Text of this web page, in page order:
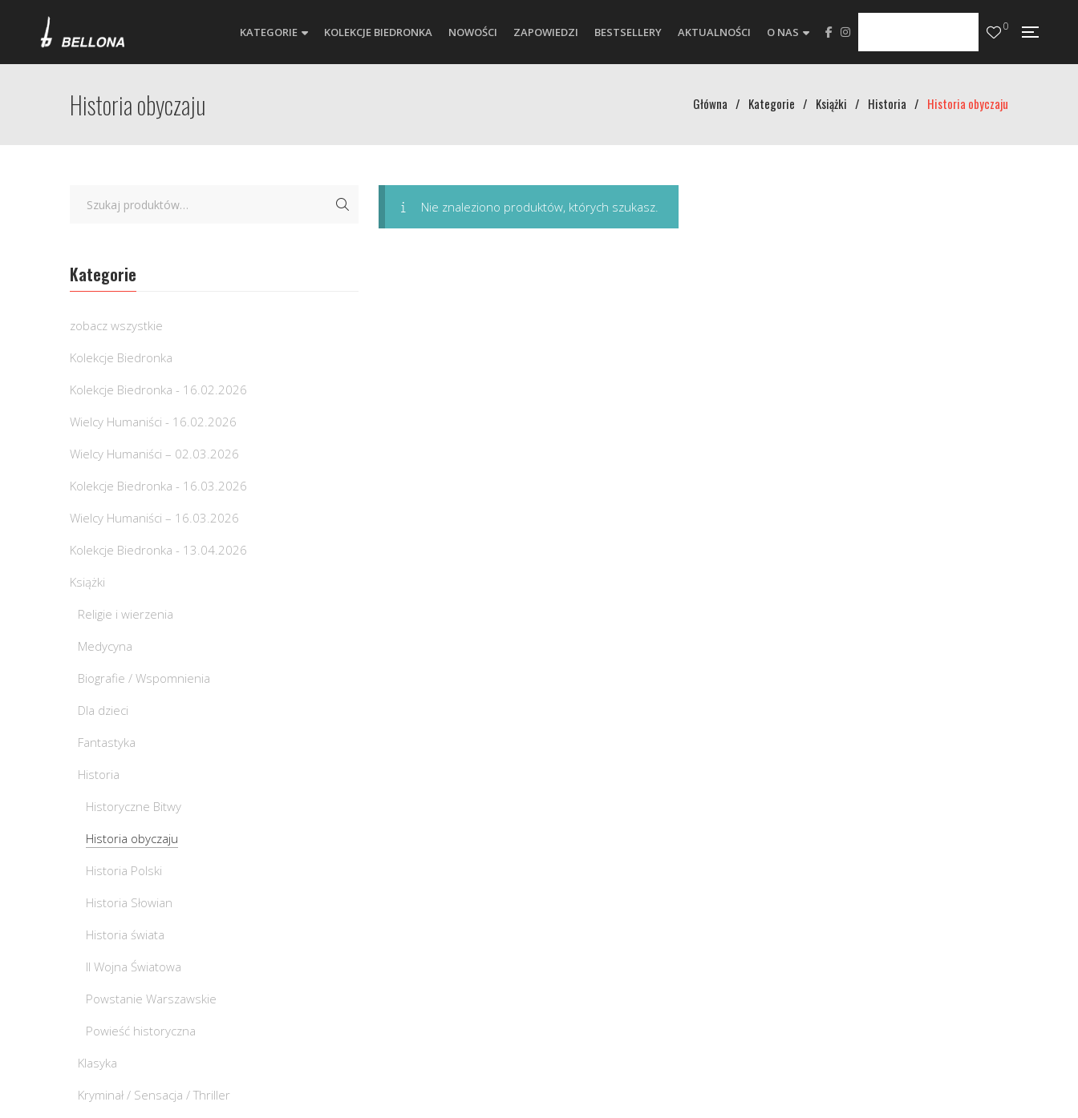
KATEGORIE KOLEKCJE BIEDRONKA NOWOŚCI ZAPOWIEDZI BESTSELLERY AKTUALNOŚCI O NAS 0
Historia obyczaju Główna / Kategorie / Książki / Historia / Historia obyczaju
Nie znaleziono produktów, których szukasz.
Kategorie
zobacz wszystkie
Kolekcje Biedronka
Kolekcje Biedronka - 16.02.2026
Wielcy Humaniści - 16.02.2026
Wielcy Humaniści – 02.03.2026
Kolekcje Biedronka - 16.03.2026
Wielcy Humaniści – 16.03.2026
Kolekcje Biedronka - 13.04.2026
Książki
Religie i wierzenia
Medycyna
Biografie / Wspomnienia
Dla dzieci
Fantastyka
Historia
Historyczne Bitwy
Historia obyczaju
Historia Polski
Historia Słowian
Historia świata
II Wojna Światowa
Powstanie Warszawskie
Powieść historyczna
Klasyka
Kryminał / Sensacja / Thriller